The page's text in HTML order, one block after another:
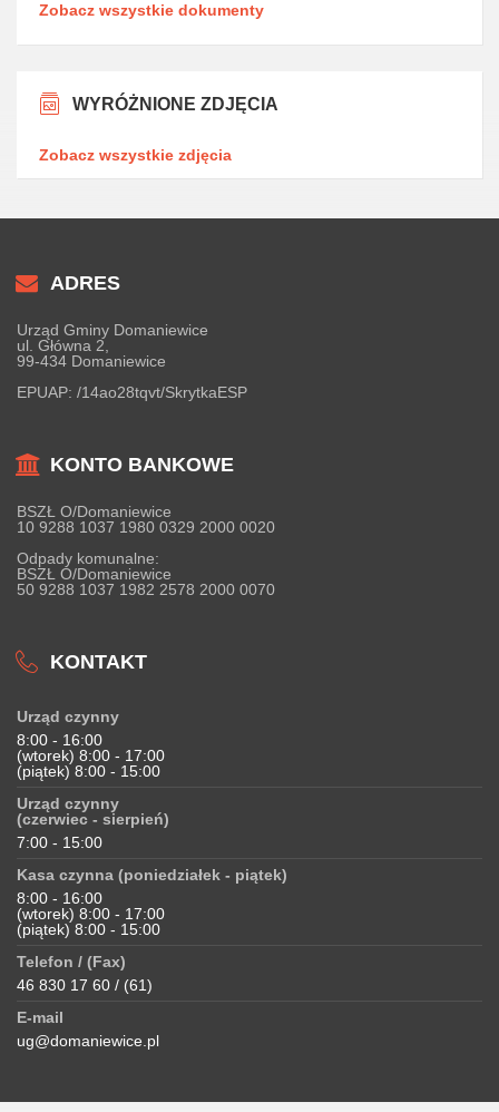
Zobacz wszystkie dokumenty
WYRÓŻNIONE ZDJĘCIA
Zobacz wszystkie zdjęcia
ADRES
Urząd Gminy Domaniewice
ul. Główna 2,
99-434 Domaniewice
EPUAP: /14ao28tqvt/SkrytkaESP
KONTO BANKOWE
BSZŁ O/Domaniewice
10 9288 1037 1980 0329 2000 0020
Odpady komunalne:
BSZŁ O/Domaniewice
50 9288 1037 1982 2578 2000 0070
KONTAKT
Urząd czynny
8:00 - 16:00
(wtorek) 8:00 - 17:00
(piątek) 8:00 - 15:00
Urząd czynny
(czerwiec - sierpień)
7:00 - 15:00
Kasa czynna (poniedziałek - piątek)
8:00 - 16:00
(wtorek) 8:00 - 17:00
(piątek) 8:00 - 15:00
Telefon / (Fax)
46 830 17 60 / (61)
E-mail
ug@domaniewice.pl